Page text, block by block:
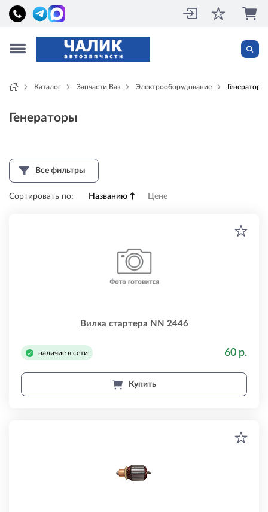
Каталог Запчасти Ваз Электрооборудование Генераторы
Генераторы
Все фильтры
Сортировать по: Названию ↑ Цене
Вилка стартера NN 2446
наличие в сети 60 р.
Купить